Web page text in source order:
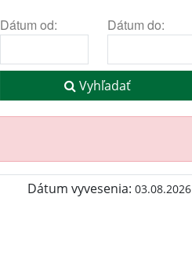
Dátum od: Dátum do:
Vyhľadať
Dátum vyvesenia: 03.08.2026